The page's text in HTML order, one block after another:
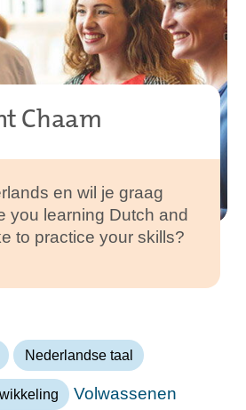
Chaam
en wil je graag
you learning Dutch and
to practice your skills?
Nederlandse taal
Volwassenen